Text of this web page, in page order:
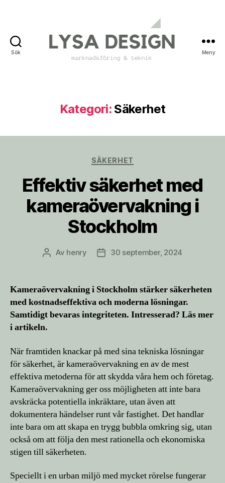
Sök Meny
Kategori: Säkerhet
Kategorier
SÄKERHET
Effektiv säkerhet med
kameraövervakning i
Stockholm
Inläggsförfattare
Av henry Inläggsdatum
30 september, 2024
Kameraövervakning i Stockholm stärker säkerheten
med kostnadseffektiva och moderna lösningar.
Samtidigt bevaras integriteten. Intresserad? Läs mer
i artikeln.
När framtiden knackar på med sina tekniska lösningar
för säkerhet, är kameraövervakning en av de mest
effektiva metoderna för att skydda våra hem och företag.
Kameraövervakning ger oss möjligheten att inte bara
avskräcka potentiella inkräktare, utan även att
dokumentera händelser runt vår fastighet. Det handlar
inte bara om att skapa en trygg bubbla omkring sig, utan
också om att följa den mest rationella och ekonomiska
stigen till säkerheten.
Speciellt i en urban miljö med mycket rörelse fungerar